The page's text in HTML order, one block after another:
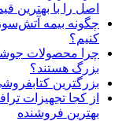
اصل را با بهترین
چگونه بیمه
کنیم؟
بزرگ هستند؟
بزرگترین
از کجا تجهیزات
بهترین فروشنده